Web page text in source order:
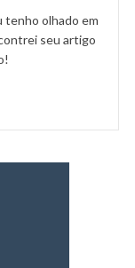
tenho olhado em
seu artigo